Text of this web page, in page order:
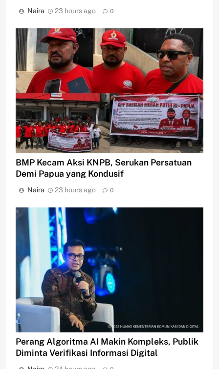
Naira 23 hours ago 0
BMP Kecam Aksi KNPB, Serukan Persatuan
Demi Papua yang Kondusif
Naira 23 hours ago 0
Perang Algoritma AI Makin Kompleks, Publik
Diminta Verifikasi Informasi Digital